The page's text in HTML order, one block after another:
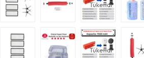
Tükendi
Tükendi